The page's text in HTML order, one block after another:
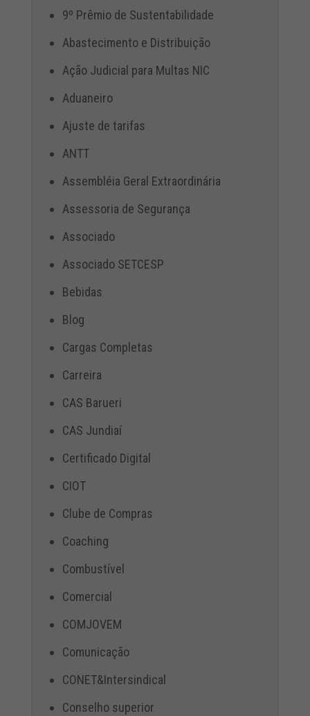
9º Prêmio de Sustentabilidade
Abastecimento e Distribuição
Ação Judicial para Multas NIC
Aduaneiro
Ajuste de tarifas
ANTT
Assembléia Geral Extraordinária
Assessoria de Segurança
Associado
Associado SETCESP
Bebidas
Blog
Cargas Completas
Carreira
CAS Barueri
CAS Jundiaí
Certificado Digital
CIOT
Clube de Compras
Coaching
Combustível
Comercial
COMJOVEM
Comunicação
CONET&Intersindical
Conselho superior